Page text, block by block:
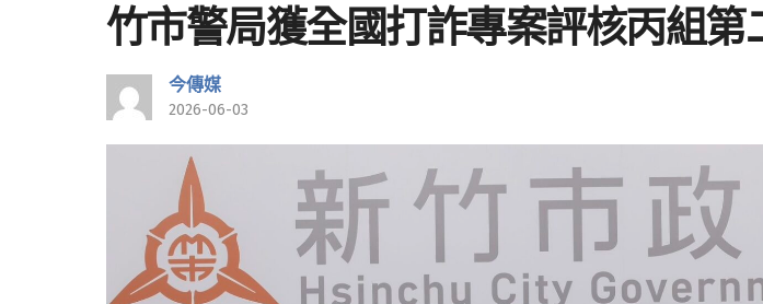
竹市警局獲全國打詐專案評核丙組
今傳媒
2026-06-03